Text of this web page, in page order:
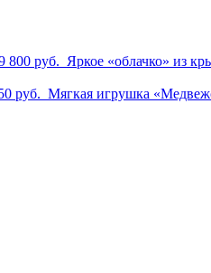
800 руб. Яркое «облачко» из
руб. Мягкая игрушка